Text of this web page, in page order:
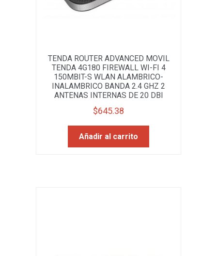
TENDA ROUTER ADVANCED MOVIL
TENDA 4G180 FIREWALL WI-FI 4
150MBIT-S WLAN ALAMBRICO-
INALAMBRICO BANDA 2.4 GHZ 2
ANTENAS INTERNAS DE 20 DBI
$645.38
Añadir al carrito